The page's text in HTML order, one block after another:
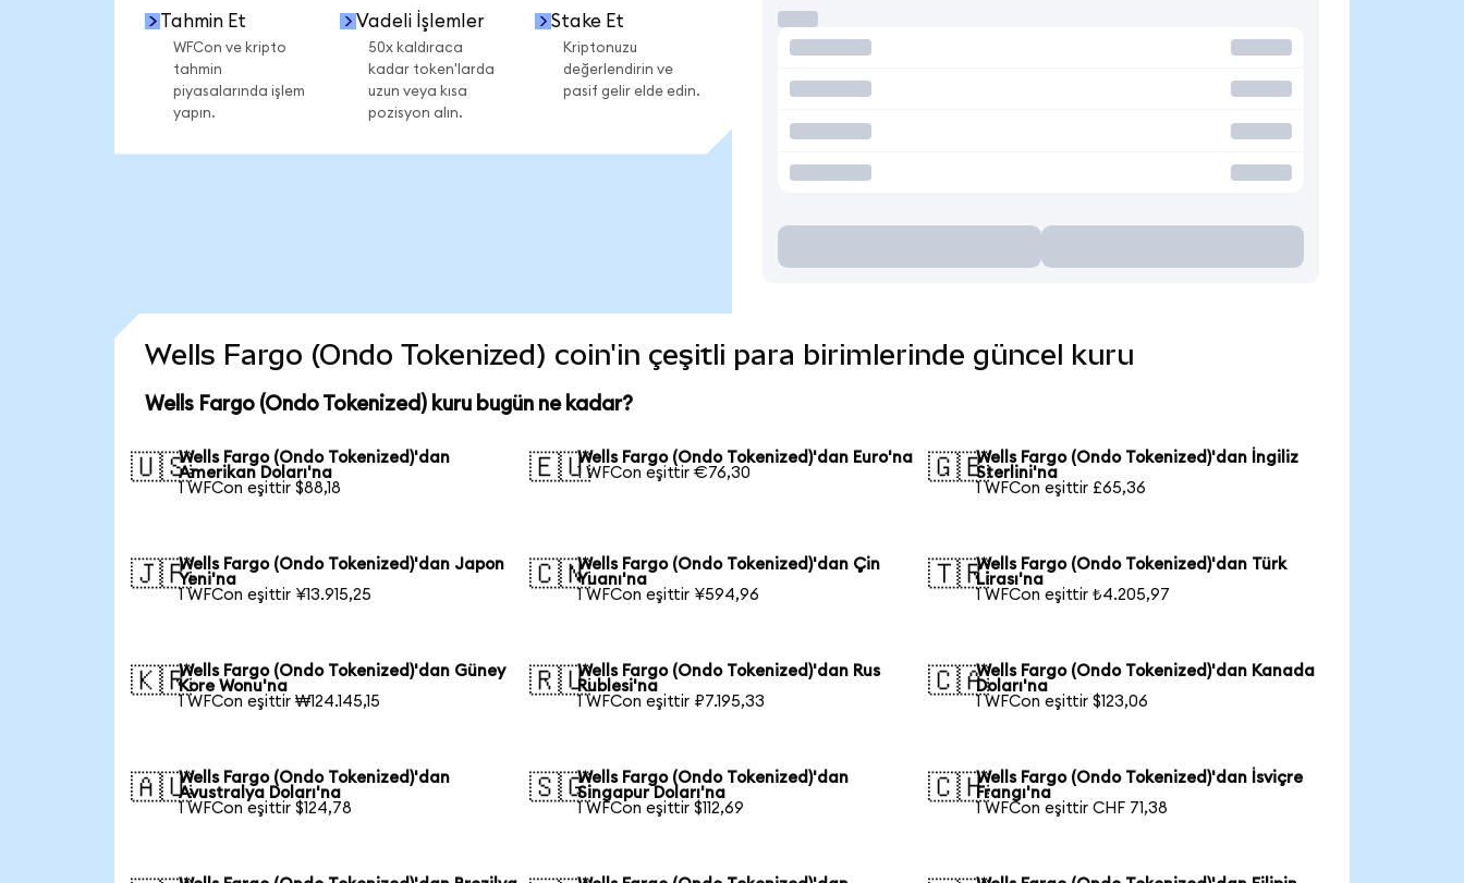
Tahmin Et
WFCon ve kripto
tahmin
piyasalarında işlem
yapın.
Vadeli İşlemler
50x kaldıraca
kadar token'larda
uzun veya kısa
pozisyon alın.
Stake Et
Kriptonuzu
değerlendirin ve
pasif gelir elde edin.
Wells Fargo (Ondo Tokenized) coin'in çeşitli para birimlerinde güncel kuru
Wells Fargo (Ondo Tokenized) kuru bugün ne kadar?
🇺🇸Wells Fargo (Ondo Tokenized)'dan
Amerikan Doları'na
1 WFCon eşittir $88,18
🇪🇺Wells Fargo (Ondo Tokenized)'dan Euro'na
1 WFCon eşittir €76,30
🇬🇧Wells Fargo (Ondo Tokenized)'dan İngiliz
Sterlini'na
1 WFCon eşittir £65,36
🇯🇵Wells Fargo (Ondo Tokenized)'dan Japon
Yeni'na
1 WFCon eşittir ¥13.915,25
🇨🇳Wells Fargo (Ondo Tokenized)'dan Çin
Yuanı'na
1 WFCon eşittir ¥594,96
🇹🇷Wells Fargo (Ondo Tokenized)'dan Türk
Lirası'na
1 WFCon eşittir ₺4.205,97
🇰🇷Wells Fargo (Ondo Tokenized)'dan Güney
Kore Wonu'na
1 WFCon eşittir ₩124.145,15
🇷🇺Wells Fargo (Ondo Tokenized)'dan Rus
Rublesi'na
1 WFCon eşittir ₽7.195,33
🇨🇦Wells Fargo (Ondo Tokenized)'dan Kanada
Doları'na
1 WFCon eşittir $123,06
🇦🇺Wells Fargo (Ondo Tokenized)'dan
Avustralya Doları'na
1 WFCon eşittir $124,78
🇸🇬Wells Fargo (Ondo Tokenized)'dan
Singapur Doları'na
1 WFCon eşittir $112,69
🇨🇭Wells Fargo (Ondo Tokenized)'dan İsviçre
Frangı'na
1 WFCon eşittir CHF 71,38